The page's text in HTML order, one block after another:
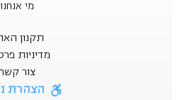
מי אנחנו
תקנון
מדיניות
צור קשר
הצהרת